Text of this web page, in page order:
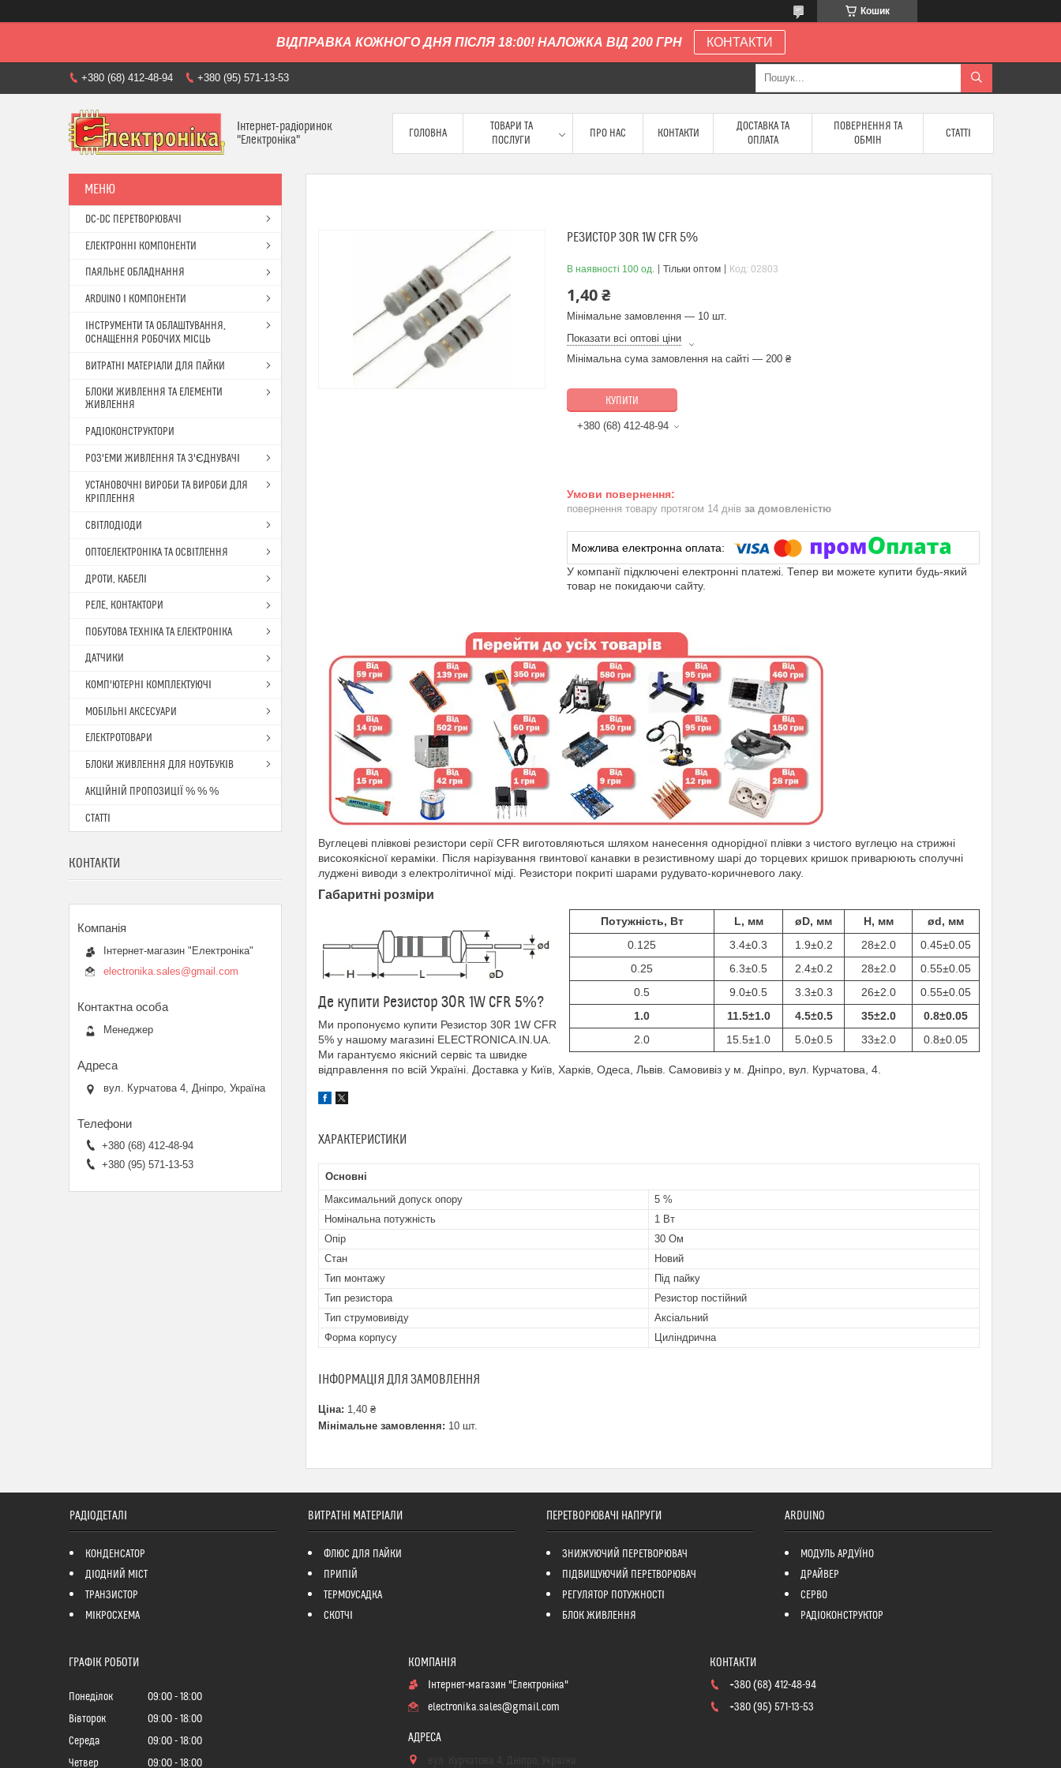
Кошик
ВІДПРАВКА КОЖНОГО ДНЯ ПІСЛЯ 18:00! НАЛОЖКА ВІД 200 ГРН КОНТАКТИ
+380 (68) 412-48-94 +380 (95) 571-13-53
Інтернет-радіоринок
"Електроніка"
ГОЛОВНА
ТОВАРИ ТА
ПОСЛУГИ
ПРО НАС КОНТАКТИ
ДОСТАВКА ТА
ОПЛАТА
ПОВЕРНЕННЯ ТА
ОБМІН
СТАТТІ
РЕЗИСТОР 30R 1W CFR 5%
В наявності 100 од. Тільки оптом Код: 02803
1,40 ₴
Мінімальне замовлення — 10 шт.
Показати всі оптові ціни
Мінімальна сума замовлення на сайті — 200 ₴
КУПИТИ
+380 (68) 412-48-94
повернення товару протягом 14 днів за домовленістю
У компанії підключені електронні платежі. Тепер ви можете купити будь-який
товар не покидаючи сайту.
Вуглецеві плівкові резистори серії CFR виготовляються шляхом нанесення однорідної плівки з чистого вуглецю на стрижні
високоякісної кераміки. Після нарізування гвинтової канавки в резистивному шарі до торцевих кришок приварюють сполучні
луджені виводи з електролітичної міді. Резистори покриті шарами рудувато-коричневого лаку.
Габаритні розміри
Потужність, Вт L, мм øD, мм H, мм
ød, мм
0.125
3.4±0.3 1.9±0.2 28±2.0
0.45±0.05
0.25
6.3±0.5 2.4±0.2 28±2.0
0.55±0.05
0.5
9.0±0.5 3.3±0.3 26±2.0
0.55±0.05
1.0
11.5±1.0 4.5±0.5 35±2.0
0.8±0.05
2.0
15.5±1.0 5.0±0.5 33±2.0 0.8±0.05
Де купити Резистор 30R 1W CFR 5%?
Ми пропонуємо купити Резистор 30R 1W CFR
5% у нашому магазині ELECTRONICA.IN.UA.
Ми гарантуємо якісний сервіс та швидке
відправлення по всій Україні. Доставка у Київ, Харків, Одеса, Львів. Самовивіз у м. Дніпро, вул. Курчатова, 4.
ХАРАКТЕРИСТИКИ
Основні
Максимальний допуск опору
5 %
Номінальна потужність
1 Вт
Опір
30 Ом
Стан
Новий
Тип монтажу
Під пайку
Тип резистора
Резистор постійний
Тип струмовивіду
Аксіальний
Форма корпусу
Циліндрична
ІНФОРМАЦІЯ ДЛЯ ЗАМОВЛЕННЯ
Ціна: 1,40 ₴
Мінімальне замовлення: 10 шт.
DC-DC ПЕРЕТВОРЮВАЧІ
ЕЛЕКТРОННІ КОМПОНЕНТИ
ПАЯЛЬНЕ ОБЛАДНАННЯ
ARDUINO І КОМПОНЕНТИ
ІНСТРУМЕНТИ ТА ОБЛАШТУВАННЯ,
ОСНАЩЕННЯ РОБОЧИХ МІСЦЬ
ВИТРАТНІ МАТЕРІАЛИ ДЛЯ ПАЙКИ
БЛОКИ ЖИВЛЕННЯ ТА ЕЛЕМЕНТИ
ЖИВЛЕННЯ
РАДІОКОНСТРУКТОРИ
РОЗ'ЕМИ ЖИВЛЕННЯ ТА З'ЄДНУВАЧІ
УСТАНОВОЧНІ ВИРОБИ ТА ВИРОБИ ДЛЯ
КРІПЛЕННЯ
СВІТЛОДІОДИ
ОПТОЕЛЕКТРОНІКА ТА ОСВІТЛЕННЯ
ДРОТИ, КАБЕЛІ
РЕЛЕ, КОНТАКТОРИ
ПОБУТОВА ТЕХНІКА ТА ЕЛЕКТРОНІКА
ДАТЧИКИ
КОМП'ЮТЕРНІ КОМПЛЕКТУЮЧІ
МОБІЛЬНІ АКСЕСУАРИ
ЕЛЕКТРОТОВАРИ
БЛОКИ ЖИВЛЕННЯ ДЛЯ НОУТБУКІВ
АКЦІЙНІЙ ПРОПОЗИЦІЇ % % %
СТАТТІ
КОНТАКТИ
Інтернет-магазин "Електроніка"
electronika.sales@gmail.com
Менеджер
вул. Курчатова 4, Дніпро, Україна
+380 (68) 412-48-94
+380 (95) 571-13-53
РАДІОДЕТАЛІ
КОНДЕНСАТОР
ДІОДНИЙ МІСТ
ТРАНЗИСТОР
МІКРОСХЕМА
ВИТРАТНІ МАТЕРІАЛИ
ФЛЮС ДЛЯ ПАЙКИ
ПРИПІЙ
ТЕРМОУСАДКА
СКОТЧІ
ПЕРЕТВОРЮВАЧІ НАПРУГИ
ЗНИЖУЮЧИЙ ПЕРЕТВОРЮВАЧ
ПІДВИЩУЮЧИЙ ПЕРЕТВОРЮВАЧ
РЕГУЛЯТОР ПОТУЖНОСТІ
БЛОК ЖИВЛЕННЯ
ARDUINO
МОДУЛЬ АРДУЇНО
ДРАЙВЕР
СЕРВО
РАДІОКОНСТРУКТОР
ГРАФІК РОБОТИ
Понеділок 09:00
18:00
Вівторок
09:00
18:00
Середа
09:00
18:00
Четвер
09:00 18:00
Інтернет-магазин "Електроніка"
electronika.sales@gmail.com
+380 (68) 412-48-94
+380 (95) 571-13-53